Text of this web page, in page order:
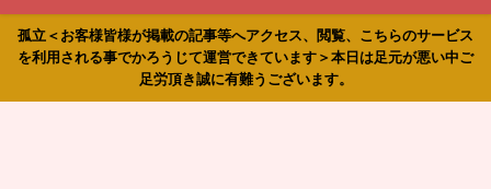
孤立＜お客様皆様が掲載の記事等へアクセス、閲覧、こちらのサービス
を利用される事でかろうじて運営できています＞本日は足元が悪い中ご
足労頂き誠に有難うございます。